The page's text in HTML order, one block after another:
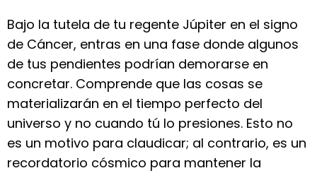
Bajo la tutela de tu regente Júpiter en el signo
de Cáncer, entras en una fase donde algunos
de tus pendientes podrían demorarse en
concretar. Comprende que las cosas se
materializarán en el tiempo perfecto del
universo y no cuando tú lo presiones. Esto no
es un motivo para claudicar; al contrario, es un
recordatorio cósmico para mantener la